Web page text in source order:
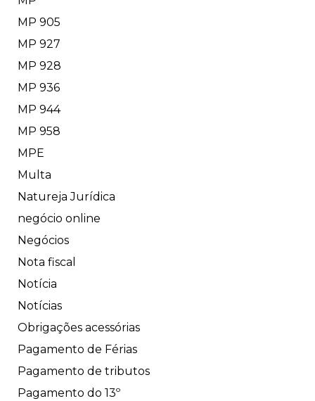
MP 905
MP 927
MP 928
MP 936
MP 944
MP 958
MPE
Multa
Natureja Jurídica
negócio online
Negócios
Nota fiscal
Notícia
Notícias
Obrigações acessórias
Pagamento de Férias
Pagamento de tributos
Pagamento do 13º